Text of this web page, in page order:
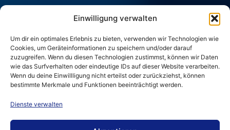
Einwilligung verwalten
Um dir ein optimales Erlebnis zu bieten, verwenden wir Technologien wie
Cookies, um Geräteinformationen zu speichern und/oder darauf
zuzugreifen. Wenn du diesen Technologien zustimmst, können wir Daten
wie das Surfverhalten oder eindeutige IDs auf dieser Website verarbeiten.
Wenn du deine Einwillligung nicht erteilst oder zurückziehst, können
bestimmte Merkmale und Funktionen beeinträchtigt werden.
Dienste verwalten
Alle Artikel A-Z
Möglichkeiten
Technologien rund
um Künstliche
Intelligenz und
Automatisierung.
Für die Korrektheit,
Informationen wird